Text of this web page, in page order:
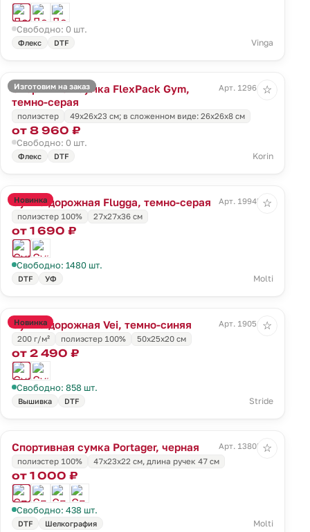
Свободно: 0 шт.
Флекс DTF Vinga
Изготовим на заказ
Спортивная сумка FlexPack Gym,
темно-серая
Арт. 12961.11
полиэстер 49х26х23 см; в сложенном виде: 26х26х8 см
от 8 960 ₽
Свободно: 0 шт.
Флекс DTF Korin
☆
Новинка
Сумка дорожная Flugga, темно-серая
Арт. 19945.13
полиэстер 100%
27x27x36 см
от 1 690 ₽
Свободно: 1480 шт.
DTF УФ Molti
☆
Новинка
Сумка дорожная Vei, темно-синяя
Арт. 19051.40
200 г/м²
полиэстер 100% 50x25x20 см
от 2 490 ₽
Свободно: 858 шт.
Вышивка DTF Stride
☆
Спортивная сумка Portager, черная
Арт. 13805.30
полиэстер 100%
47х23x22 см, длина ручек 47 см
от 1 000 ₽
Свободно: 438 шт.
DTF Шелкография Molti
☆